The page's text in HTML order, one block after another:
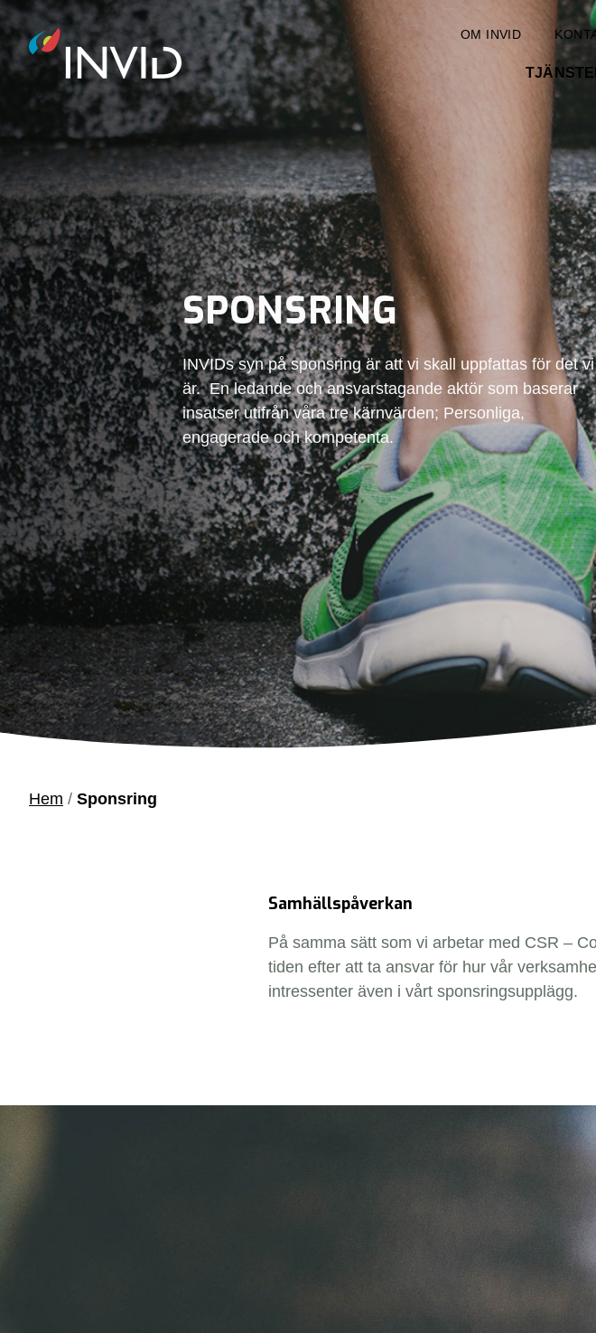
OM INVID
SPONSRING
INVIDs syn på sponsring är att vi skall uppfattas för det vi
är. En ledande och ansvarstagande aktör som baserar
insatser utifrån våra tre kärnvärden; Personliga,
engagerade och kompetenta.
Hem / Sponsring
Samhällspåverkan
På samma sätt som vi arbetar med CSR –
tiden efter att ta ansvar för hur vår
intressenter även i vårt sponsringsupplägg.